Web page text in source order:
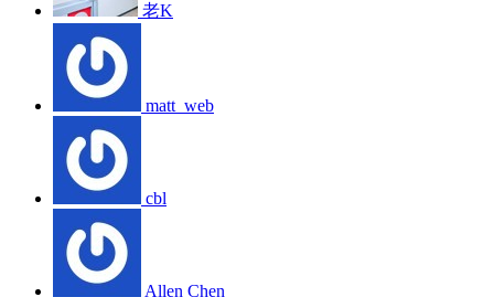
老K
matt_web
cbl
Allen Chen